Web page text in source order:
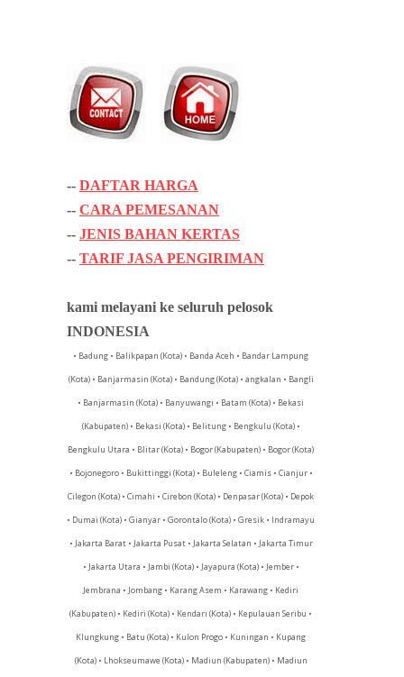
-- DAFTAR HARGA
-- CARA PEMESANAN
-- JENIS BAHAN KERTAS
-- TARIF JASA PENGIRIMAN
kami melayani ke seluruh pelosok
INDONESIA
• Badung • Balikpapan (Kota) • Banda Aceh • Bandar Lampung
(Kota) • Banjarmasin (Kota) • Bandung (Kota) • angkalan • Bangli
• Banjarmasin (Kota) • Banyuwangi • Batam (Kota) • Bekasi
(Kabupaten) • Bekasi (Kota) • Belitung • Bengkulu (Kota) •
Bengkulu Utara • Blitar (Kota) • Bogor (Kabupaten) • Bogor (Kota)
• Bojonegoro • Bukittinggi (Kota) • Buleleng • Ciamis • Cianjur •
Cilegon (Kota) • Cimahi • Cirebon (Kota) • Denpasar (Kota) • Depok
• Dumai (Kota) • Gianyar • Gorontalo (Kota) • Gresik • Indramayu
• Jakarta Barat • Jakarta Pusat • Jakarta Selatan • Jakarta Timur
• Jakarta Utara • Jambi (Kota) • Jayapura (Kota) • Jember •
Jembrana • Jombang • Karang Asem • Karawang • Kediri
(Kabupaten) • Kediri (Kota) • Kendari (Kota) • Kepulauan Seribu •
Klungkung • Batu (Kota) • Kulon Progo • Kuningan • Kupang
(Kota) • Lhokseumawe (Kota) • Madiun (Kabupaten) • Madiun